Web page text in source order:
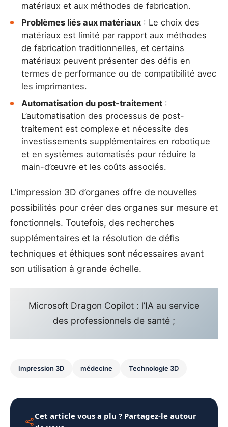
matériaux et aux méthodes de fabrication.
Problèmes liés aux matériaux : Le choix des
matériaux est limité par rapport aux méthodes
de fabrication traditionnelles, et certains
matériaux peuvent présenter des défis en
termes de performance ou de compatibilité avec
les imprimantes.
Automatisation du post-traitement :
L’automatisation des processus de post-
traitement est complexe et nécessite des
investissements supplémentaires en robotique
et en systèmes automatisés pour réduire la
main-d’œuvre et les coûts associés.
L’impression 3D d’organes offre de nouvelles
possibilités pour créer des organes sur mesure et
fonctionnels. Toutefois, des recherches
supplémentaires et la résolution de défis
techniques et éthiques sont nécessaires avant
son utilisation à grande échelle.
Microsoft Dragon Copilot : l’IA au service
des professionnels de santé ;
Impression 3D médecine Technologie 3D
Cet article vous a plu ? Partagez-le autour